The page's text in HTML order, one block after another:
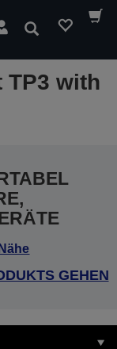
Suchen
TP3 with
GEHEN